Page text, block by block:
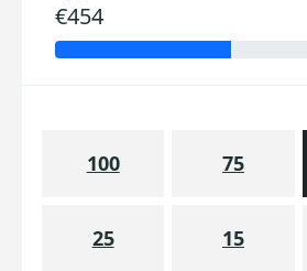
€454
100 75
25 15